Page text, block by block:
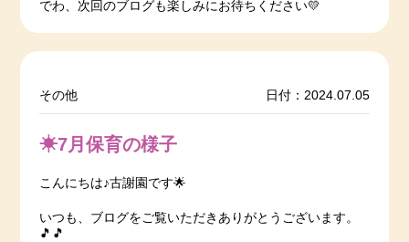
でわ、次回のブログも楽しみにお待ちください💛
その他 日付：2024.07.05
☀7月保育の様子
こんにちは♪古謝園です🌟
いつも、ブログをご覧いただきありがとうございます。
🎵🎵